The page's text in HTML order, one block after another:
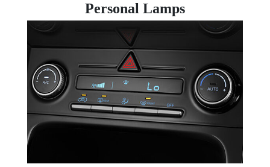
Personal Lamps